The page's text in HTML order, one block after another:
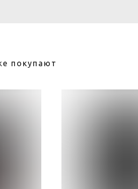
покупают